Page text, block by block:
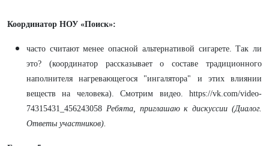
Координатор НОУ «Поиск»:
часто считают менее опасной альтернативой сигарете. Так ли
это? (координатор рассказывает о составе традиционного
наполнителя нагревающегося "ингалятора" и этих влиянии
веществ на человека). Смотрим видео. https://vk.com/video-
74315431_456243058 Ребята, приглашаю к дискуссии (Диалог.
Ответы участников).